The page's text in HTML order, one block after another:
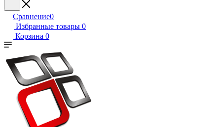
Сравнение0
Избранные товары 0
Корзина 0